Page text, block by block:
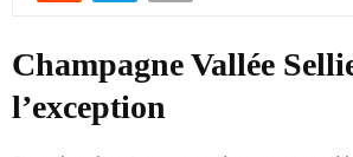
Champagne Vallée
l’exception